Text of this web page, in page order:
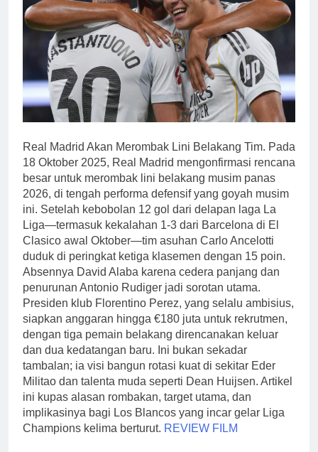
Real Madrid Akan Merombak Lini Belakang Tim. Pada
18 Oktober 2025, Real Madrid mengonfirmasi rencana
besar untuk merombak lini belakang musim panas
2026, di tengah performa defensif yang goyah musim
ini. Setelah kebobolan 12 gol dari delapan laga La
Liga—termasuk kekalahan 1-3 dari Barcelona di El
Clasico awal Oktober—tim asuhan Carlo Ancelotti
duduk di peringkat ketiga klasemen dengan 15 poin.
Absennya David Alaba karena cedera panjang dan
penurunan Antonio Rudiger jadi sorotan utama.
Presiden klub Florentino Perez, yang selalu ambisius,
siapkan anggaran hingga €180 juta untuk rekrutmen,
dengan tiga pemain belakang direncanakan keluar
dan dua kedatangan baru. Ini bukan sekadar
tambalan; ia visi bangun rotasi kuat di sekitar Eder
Militao dan talenta muda seperti Dean Huijsen. Artikel
ini kupas alasan rombakan, target utama, dan
implikasinya bagi Los Blancos yang incar gelar Liga
Champions kelima berturut. REVIEW FILM